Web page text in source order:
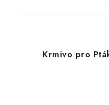
Krmivo pro